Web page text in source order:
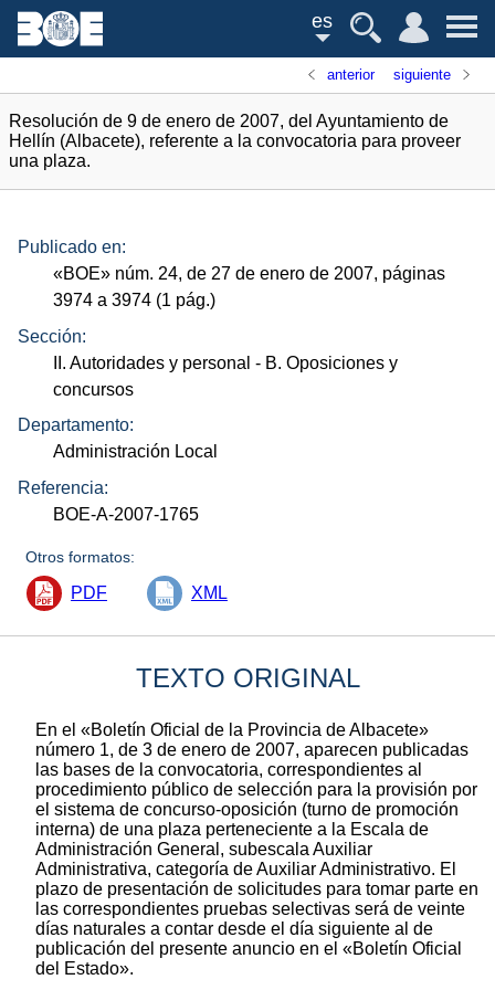
es
anterior siguiente
Resolución de 9 de enero de 2007, del Ayuntamiento de
Hellín (Albacete), referente a la convocatoria para proveer
una plaza.
Publicado en:
«BOE» núm. 24, de 27 de enero de 2007, páginas
3974 a 3974 (1 pág.)
Sección:
II. Autoridades y personal - B. Oposiciones y
concursos
Departamento:
Administración Local
Referencia:
BOE-A-2007-1765
Otros formatos:
PDF XML
TEXTO ORIGINAL
En el «Boletín Oficial de la Provincia de Albacete»
número 1, de 3 de enero de 2007, aparecen publicadas
las bases de la convocatoria, correspondientes al
procedimiento público de selección para la provisión por
el sistema de concurso-oposición (turno de promoción
interna) de una plaza perteneciente a la Escala de
Administración General, subescala Auxiliar
Administrativa, categoría de Auxiliar Administrativo. El
plazo de presentación de solicitudes para tomar parte en
las correspondientes pruebas selectivas será de veinte
días naturales a contar desde el día siguiente al de
publicación del presente anuncio en el «Boletín Oficial
del Estado».